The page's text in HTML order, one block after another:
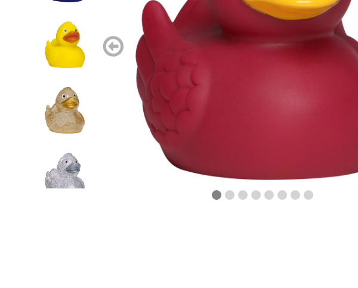
zurück
blättern